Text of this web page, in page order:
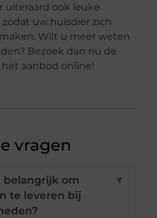
uiteraard ook leuke
uw huisdier zich
Wilt u meer weten
Bezoek dan nu de
aanbod online!
vragen
belangrijk om
te leveren bij
▼